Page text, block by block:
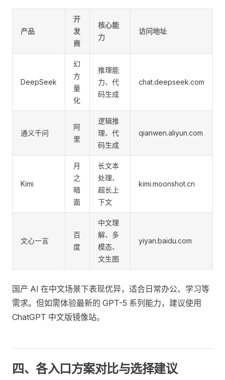
产品
开
发
商
核心能
力
访问地址
DeepSeek
幻
方
量
化
推理能
力、代
码生成
chat.deepseek.com
通义千问
阿
里
逻辑推
理、代
码生成
qianwen.aliyun.com
Kimi
月
之
暗
面
长文本
处理、
超长上
下文
kimi.moonshot.cn
文心一言
百
度
中文理
解、多
模态、
文生图
yiyan.baidu.com
国产 AI 在中文场景下表现优异，适合日常办公、学习等
需求。但如需体验最新的 GPT-5 系列能力，建议使用
ChatGPT 中文版镜像站。
四、各入口方案对比与选择建议